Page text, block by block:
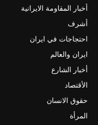
أخبار المقاومة الايرانية
أشرف
احتجاجات في ايران
ايران والعالم
أخبار الشارع
الأقتصاد
حقوق الانسان
المرأة